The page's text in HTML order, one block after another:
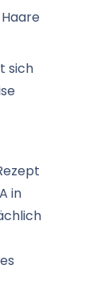
sich
in